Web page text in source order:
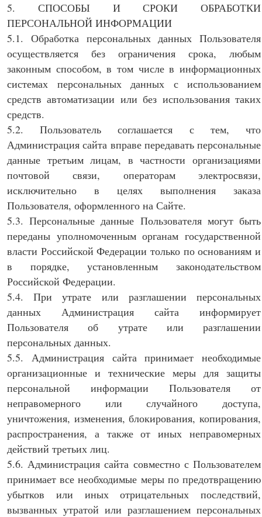
5. СПОСОБЫ И СРОКИ ОБРАБОТКИ
ПЕРСОНАЛЬНОЙ ИНФОРМАЦИИ
5.1. Обработка персональных данных Пользователя
осуществляется без ограничения срока, любым
законным способом, в том числе в информационных
системах персональных данных с использованием
средств автоматизации или без использования таких
средств.
5.2. Пользователь соглашается с тем, что
Администрация сайта вправе передавать персональные
данные третьим лицам, в частности организациями
почтовой связи, операторам электросвязи,
исключительно в целях выполнения заказа
Пользователя, оформленного на Сайте.
5.3. Персональные данные Пользователя могут быть
переданы уполномоченным органам государственной
власти Российской Федерации только по основаниям и
в порядке, установленным законодательством
Российской Федерации.
5.4. При утрате или разглашении персональных
данных Администрация сайта информирует
Пользователя об утрате или разглашении
персональных данных.
5.5. Администрация сайта принимает необходимые
организационные и технические меры для защиты
персональной информации Пользователя от
неправомерного или случайного доступа,
уничтожения, изменения, блокирования, копирования,
распространения, а также от иных неправомерных
действий третьих лиц.
5.6. Администрация сайта совместно с Пользователем
принимает все необходимые меры по предотвращению
убытков или иных отрицательных последствий,
вызванных утратой или разглашением персональных